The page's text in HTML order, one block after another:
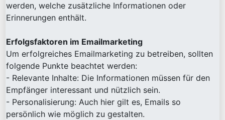
werden, welche zusätzliche Informationen oder
Erinnerungen enthält.
Erfolgsfaktoren im Emailmarketing
Um erfolgreiches Emailmarketing zu betreiben, sollten
folgende Punkte beachtet werden:
- Relevante Inhalte: Die Informationen müssen für den
Empfänger interessant und nützlich sein.
- Personalisierung: Auch hier gilt es, Emails so
persönlich wie möglich zu gestalten.